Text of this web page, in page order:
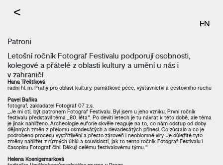
<
EN
Patroni
Letošní ročník Fotograf Festivalu podporují osobnosti,
kolegové a přátelé z oblasti kultury a umění u nás i
v zahraničí.
Hana Třeštíková
radní hl. m. Prahy pro oblast kultury, památkové péče, výstavnictví a cestovního ruchu
Pavel Baňka
fotograf, zakladatel Fotograf 07 z.s.
„Je mi ctí, být patronem Fotograf Festivalu. Byl jsem u jeho vzniku. První ročník
festivalu představil téma „80. léta“. Po devíti letech je tu návrat k této době, ale téma
je jinak nahlíženo. Archeologie euforie skvěle reaguje na to, co nám odstup od doby
dějinných změn z přelomu osmdesátých a devadesátých přinesl. Co zůstalo a co je
podrobeno procesu vystřízlivění a přesto zároveň i neoblomné víry. Je důležité tyto
změny nahlížet z různých úhlů a souvislostí, jak to tento ročník Fotograf Festivalu i
časopisu Fotograf činí. Děkuji celému festivalovému týmu.“
Helena Koenigsmarková